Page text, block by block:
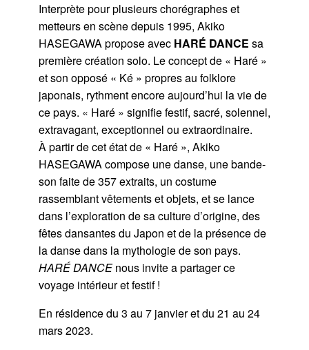
Interprète pour plusieurs chorégraphes et
metteurs en scène depuis 1995, Akiko
HASEGAWA propose avec HARÉ DANCE sa
première création solo. Le concept de « Haré »
et son opposé « Ké » propres au folklore
japonais, rythment encore aujourd’hui la vie de
ce pays. « Haré » signifie festif, sacré, solennel,
extravagant, exceptionnel ou extraordinaire.
À partir de cet état de « Haré », Akiko
HASEGAWA compose une danse, une bande-
son faite de 357 extraits, un costume
rassemblant vêtements et objets, et se lance
dans l’exploration de sa culture d’origine, des
fêtes dansantes du Japon et de la présence de
la danse dans la mythologie de son pays.
HARÉ DANCEnous invite a partager ce
voyage intérieur et festif !
En résidence du 3 au 7 janvier et du 21 au 24
mars 2023.